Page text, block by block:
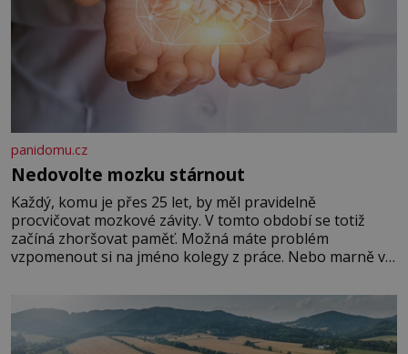
panidomu.cz
Nedovolte mozku stárnout
Každý, komu je přes 25 let, by měl pravidelně
procvičovat mozkové závity. V tomto období se totiž
začíná zhoršovat paměť. Možná máte problém
vzpomenout si na jméno kolegy z práce. Nebo marně v
Je to opravdu tak, s věkem jako kdyby se paměť
rozhodla stávkovat. Cvičte